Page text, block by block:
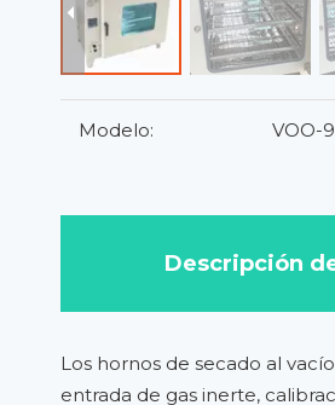
Modelo: VOO-
Descripción
Los hornos de secado al
entrada de gas inerte,